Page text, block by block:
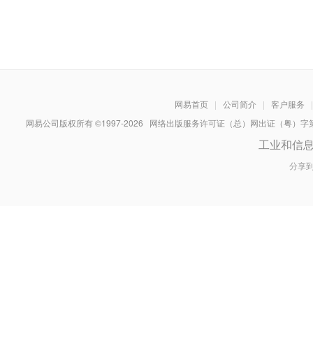
网易首页 | 公司简介 | 客户服务
|
网易公司版权所有 ©1997-2026 网络出版服务许可证（总）网出证（粤）
工业和信
分享